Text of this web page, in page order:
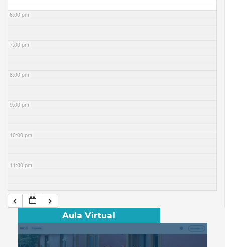
6:00 pm
7:00 pm
8:00 pm
9:00 pm
10:00 pm
11:00 pm
Aula Virtual